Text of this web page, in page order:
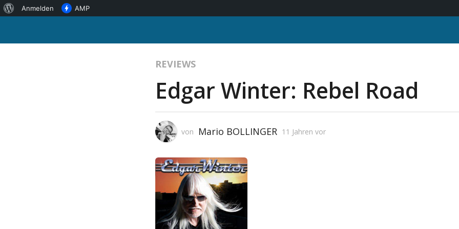
REVIEWS
Edgar Winter: Rebel Road
von Mario BOLLINGER 11 Jahren vor
Über
Anmelden AMP